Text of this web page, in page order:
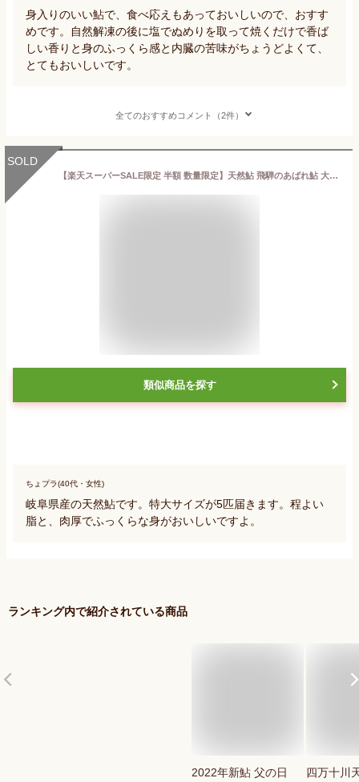
身入りのいい鮎で、食べ応えもあっておいしいので、おすす
めです。自然解凍の後に塩でぬめりを取って焼くだけで香ば
しい香りと身のふっくら感と内臓の苦味がちょうどよくて、
とてもおいしいです。
全てのおすすめコメント（2件）
SOLD
【楽天スーパーSALE限定 半額 数量限定】天然鮎 飛騨のあばれ鮎 大サイズ 5匹 レビュー特典あり 天然 アユ 鮎 岐阜県 室田名人 宮川下流 キャンプ アウトドア バーベキュー 川魚 魚 旨い 飛騨高山 岐阜県飛騨市 発送 冷凍
類似商品を探す
ちょプラ(40代・女性)
岐阜県産の天然鮎です。特大サイズが5匹届きます。程よい
脂と、肉厚でふっくらな身がおいしいですよ。
ランキング内で紹介されている商品
2022年新鮎 父の日
四万十川